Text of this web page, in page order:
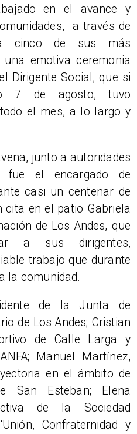
en el avance y
a través de
cinco de sus más
emotiva ceremonia
Dirigente Social, que si
7 de agosto, tuvo
el mes, a lo largo y
junto a autoridades
fue el encargado de
casi un centenar de
cita en el patio Gabriela
de Los Andes, que
a sus dirigentes,
trabajo que durante
la comunidad.
de la Junta de
de Los Andes; Cristian
de Calle Larga y
Manuel Martínez,
en el ámbito de
San Esteban; Elena
de la Sociedad
Confraternidad y